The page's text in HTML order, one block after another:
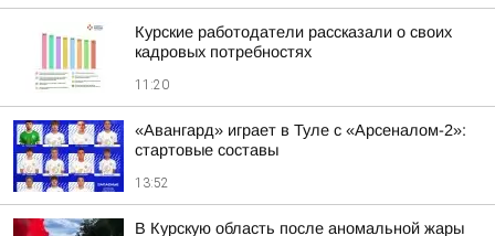
Курские работодатели рассказали о своих
кадровых потребностях
11:20
«Авангард» играет в Туле с «Арсеналом-2»:
стартовые составы
13:52
В Курскую область после аномальной жары